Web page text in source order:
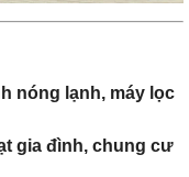
nóng lạnh, máy lọc
gia đình, chung cư